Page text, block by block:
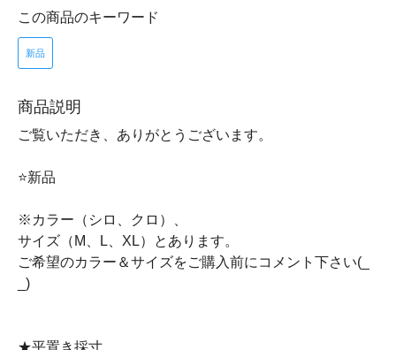
この商品のキーワード
新品
商品説明
ご覧いただき、ありがとうございます。
⭐新品
※カラー（シロ、クロ）、
サイズ（M、L、XL）とあります。
ご希望のカラー＆サイズをご購入前にコメント下さい(_
_)
★平置き採寸